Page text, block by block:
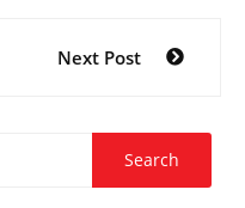
Next Post